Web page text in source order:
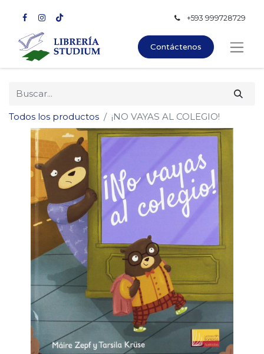
+593 999728729
Contáctenos
Todos los productos ¡NO VAYAS AL COLEGIO!